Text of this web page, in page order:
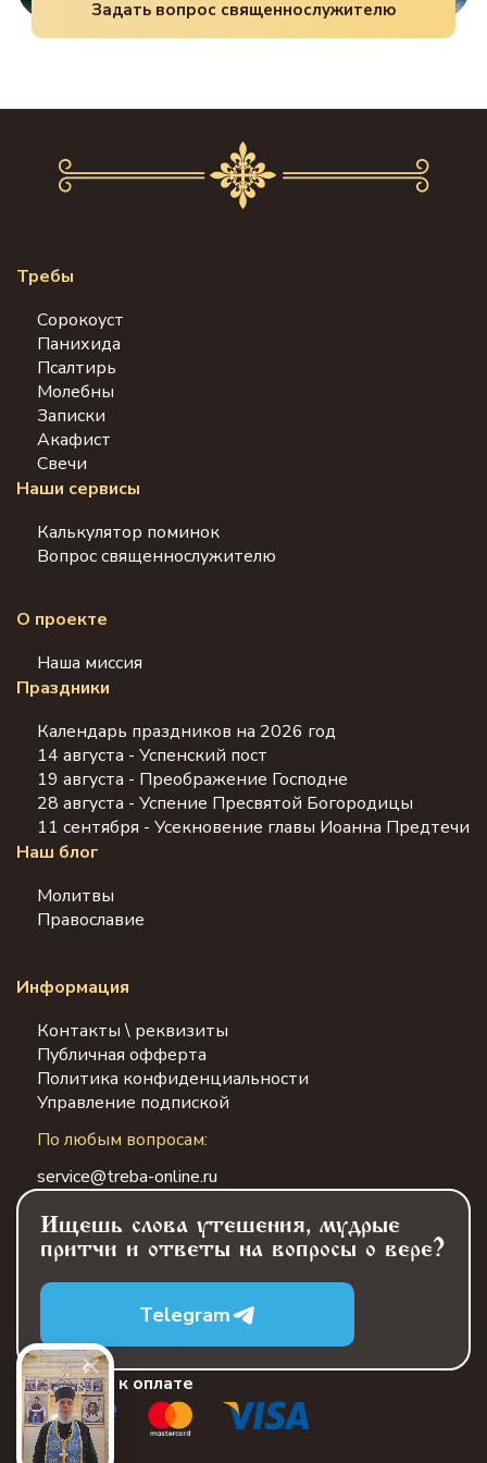
Задать вопрос священнослужителю
Требы
Сорокоуст
Панихида
Псалтирь
Молебны
Записки
Акафист
Свечи
Наши сервисы
Калькулятор поминок
Вопрос священнослужителю
О проекте
Наша миссия
Праздники
Календарь праздников на 2026 год
14 августа - Успенский пост
19 августа - Преображение Господне
28 августа - Успение Пресвятой Богородицы
11 сентября - Усекновение главы Иоанна Предтечи
Наш блог
Молитвы
Православие
Информация
Контакты \ реквизиты
Публичная офферта
Политика конфиденциальности
Управление подпиской
По любым вопросам:
service@treba-online.ru
Ищешь слова утешения, мудрые
притчи и ответы на вопросы о вере?
Telegram
Принимаем к оплате